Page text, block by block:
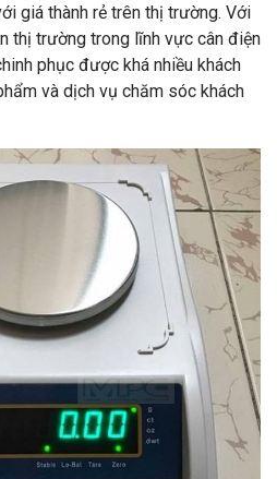
giá thành rẻ trên thị trường. Với
thị trường trong lĩnh vực cân điện
phục được khá nhiều khách
và dịch vụ chăm sóc khách